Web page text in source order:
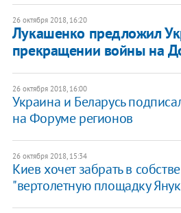
26 октября 2018, 16:20
Лукашенко предложил
прекращении войны на
26 октября 2018, 16:00
Украина и Беларусь
на Форуме регионов
26 октября 2018, 15:34
Киев хочет забрать в
"вертолетную площадку